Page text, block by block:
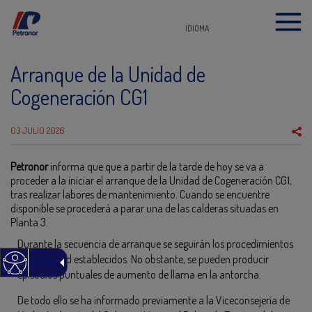
IDIOMA
Arranque de la Unidad de
Cogeneración CG1
03 JULIO 2026
Petronorinforma que que a partir de la tarde de hoy se va a
proceder a la iniciar el arranque de la Unidad de Cogeneración CG1,
tras realizar labores de mantenimiento. Cuando se encuentre
disponible se procederá a parar una de las calderas situadas en
Planta 3.
Durante la secuencia de arranque se seguirán los procedimientos
de seguridad establecidos. No obstante, se pueden producir
episodios puntuales de aumento de llama en la antorcha.
De todo ello se ha informado previamente a la Viceconsejería de